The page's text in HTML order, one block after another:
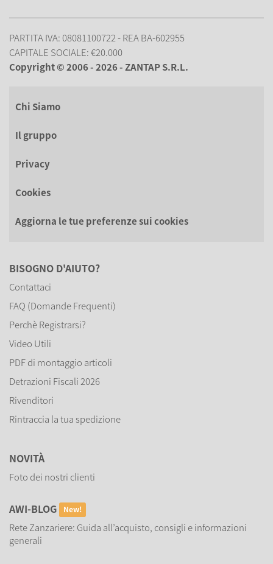
PARTITA IVA: 08081100722 - REA BA-602955
CAPITALE SOCIALE: €20.000
Copyright © 2006 - 2026 - ZANTAP S.R.L.
Chi Siamo
Il gruppo
Privacy
Cookies
Aggiorna le tue preferenze sui cookies
BISOGNO D'AIUTO?
Contattaci
FAQ (Domande Frequenti)
Perchè Registrarsi?
Video Utili
PDF di montaggio articoli
Detrazioni Fiscali 2026
Rivenditori
Rintraccia la tua spedizione
NOVITÀ
Foto dei nostri clienti
AWI-BLOG New!
Rete Zanzariere: Guida all’acquisto, consigli e informazioni
generali